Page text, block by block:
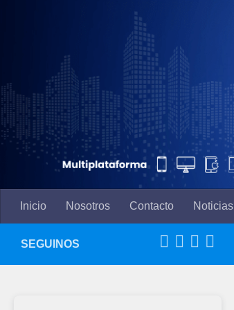
Inicio Nosotros Contacto Noticias
SEGUINOS